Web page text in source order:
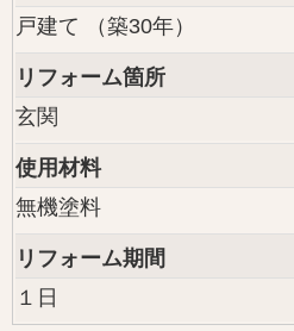
戸建て （築30年）
リフォーム箇所
玄関
使用材料
無機塗料
リフォーム期間
１日